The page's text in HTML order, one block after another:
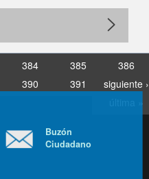
384 385
386
390 391
siguiente ›
última »
Buzón
Ciudadano